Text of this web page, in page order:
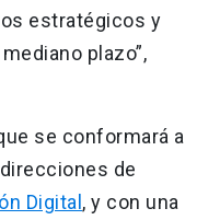
estratégicos y
plazo”,
se conformará a
de
Digital, y con una